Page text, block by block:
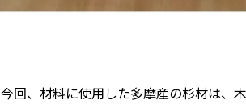
今回、材料に使用した多摩産の杉材は、